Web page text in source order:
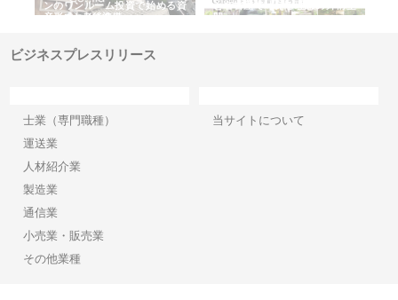
ンのワンルーム投資で始める資
産形成と老後準備
と名古屋で叶える理想の外構空
間
ビジネスプレスリリース
士業（専門職種）
運送業
人材紹介業
製造業
通信業
小売業・販売業
その他業種
当サイトについて